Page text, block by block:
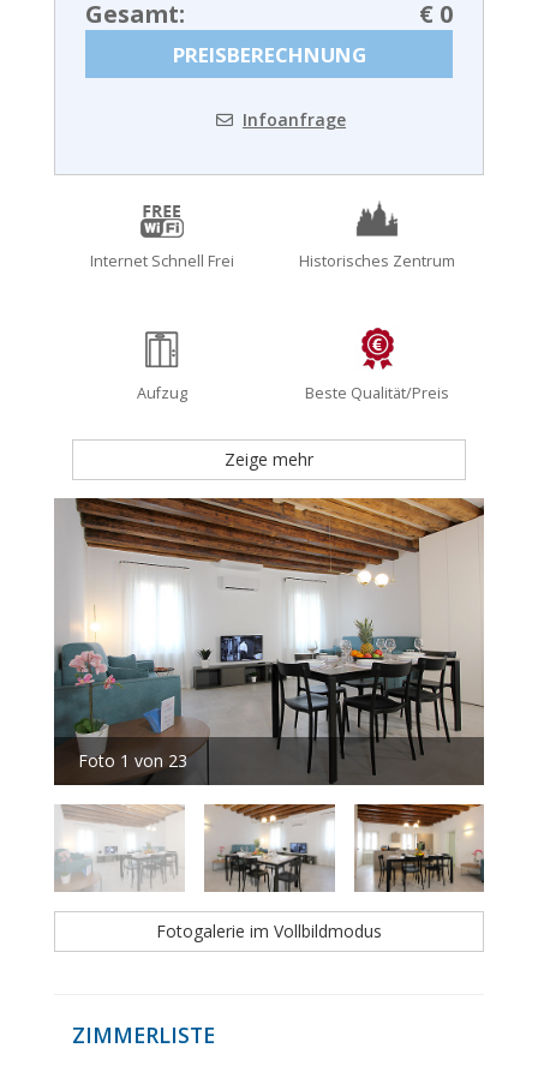
Gesamt: € 0
PREISBERECHNUNG
Infoanfrage
Internet Schnell Frei Historisches Zentrum
Aufzug Beste Qualität/Preis
Zeige mehr
Foto 1 von 23
Fotogalerie im Vollbildmodus
ZIMMERLISTE